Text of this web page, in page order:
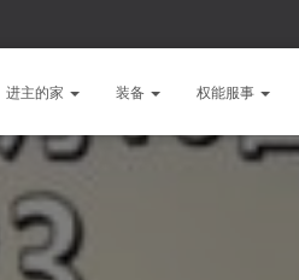
进主的家 装备 权能服事